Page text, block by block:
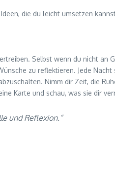
die du leicht umsetzen
Selbst wenn du nicht
zu reflektieren. Jede
Nimm dir Zeit, die
Karte und schau, was sie dir
und Reflexion.“